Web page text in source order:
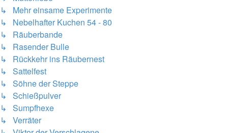
↳ Mehr einsame Experimente
↳ Nebelhafter Kuchen 54 - 80
↳ Räuberbande
↳ Rasender Bulle
↳ Rückkehr ins Räubernest
↳ Sattelfest
↳ Söhne der Steppe
↳ Schießpulver
↳ Sumpfhexe
↳ Verräter